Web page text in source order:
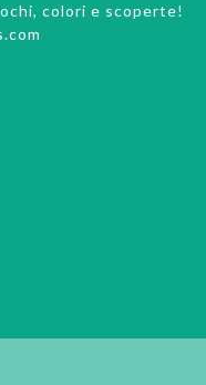
colori e scoperte!